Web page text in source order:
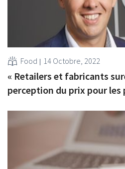
Food 14 Octobre, 2022
« Retailers et fabricants
perception du prix pour les